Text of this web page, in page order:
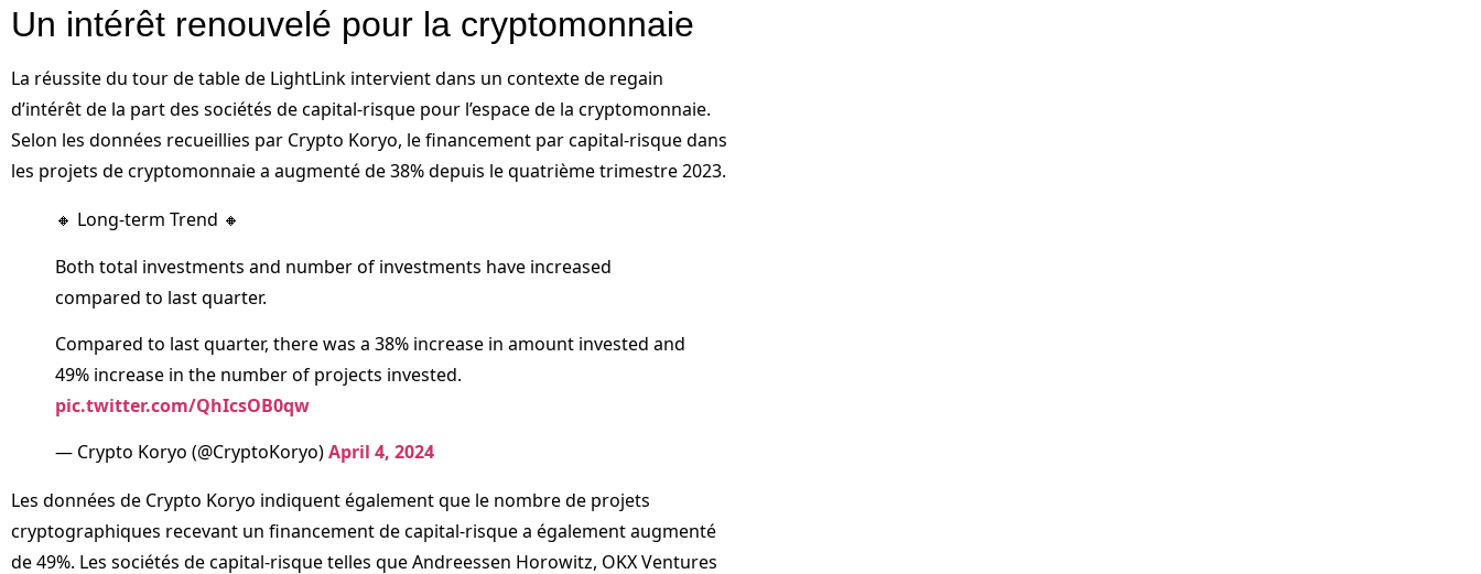
Un intérêt renouvelé pour la cryptomonnaie
La réussite du tour de table de LightLink intervient dans un contexte de regain
d’intérêt de la part des sociétés de capital-risque pour l’espace de la cryptomonnaie.
Selon les données recueillies par Crypto Koryo, le financement par capital-risque dans
les projets de cryptomonnaie a augmenté de 38% depuis le quatrième trimestre 2023.
🔸 Long-term Trend 🔸
Both total investments and number of investments have increased
compared to last quarter.
Compared to last quarter, there was a 38% increase in amount invested and
49% increase in the number of projects invested.
pic.twitter.com/QhIcsOB0qw
— Crypto Koryo (@CryptoKoryo)April 4, 2024
Les données de Crypto Koryo indiquent également que le nombre de projets
cryptographiques recevant un financement de capital-risque a également augmenté
de 49%. Les sociétés de capital-risque telles que Andreessen Horowitz, OKX Ventures